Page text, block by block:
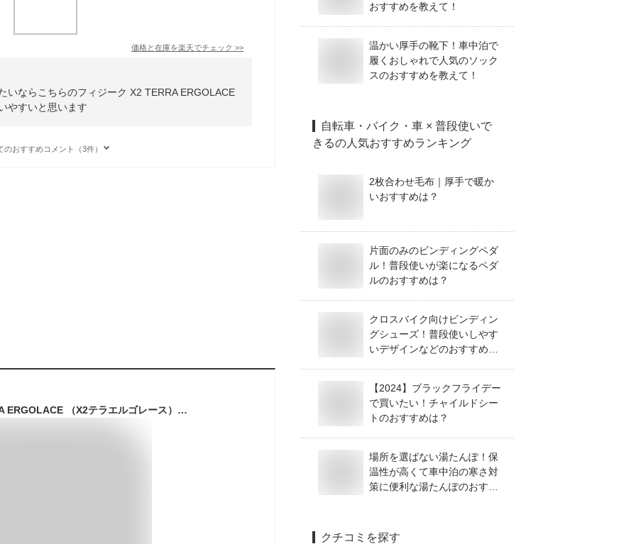
価格と在庫を楽天でチェック >>
いならこちらのフィジーク X2 TERRA ERGOLACE
やすいと思います
のおすすめコメント（3件）
フィジーク X2 TERRA ERGOLACE （X2テラエルゴレース）MTB SPDビンディングシューズ fizi:k
おすすめを教えて！
温かい厚手の靴下！車中泊で
履くおしゃれで人気のソック
スのおすすめを教えて！
自転車・バイク・車 × 普段使いで
きるの人気おすすめランキング
2枚合わせ毛布｜厚手で暖か
いおすすめは？
片面のみのビンディングペダ
ル！普段使いが楽になるペダ
ルのおすすめは？
クロスバイク向けビンディン
グシューズ！普段使いしやす
いデザインなどのおすすめ
【2024】ブラックフライデー
で買いたい！チャイルドシー
トのおすすめは？
場所を選ばない湯たんぽ！保
温性が高くて車中泊の寒さ対
策に便利な湯たんぽのおすす
クチコミを探す